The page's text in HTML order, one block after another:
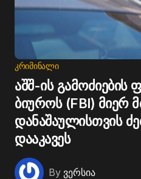
ᲙᲠᲘᲛᲘᲜᲐᲚᲘ
აშშ-ის
ბიუროს (FBI) მიერ
დანაშაულისთვის
დააკავეს
By ვერსია